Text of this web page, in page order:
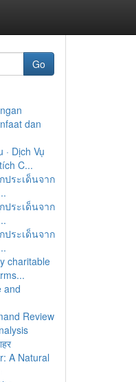
Go
dan
· Dịch Vụ
C...
ระเด็นจาก
ระเด็นจาก
ระเด็นจาก
charitable
and
Review
A Natural